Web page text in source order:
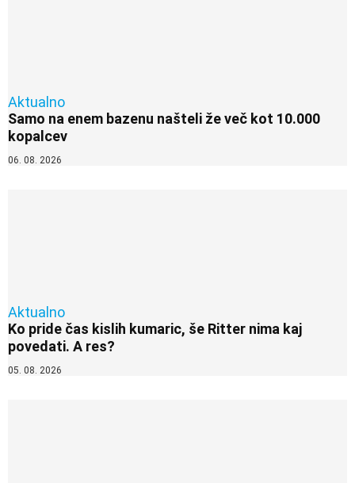
Aktualno
Samo na enem bazenu našteli že več kot 10.000
kopalcev
06. 08. 2026
Aktualno
Ko pride čas kislih kumaric, še Ritter nima kaj
povedati. A res?
05. 08. 2026